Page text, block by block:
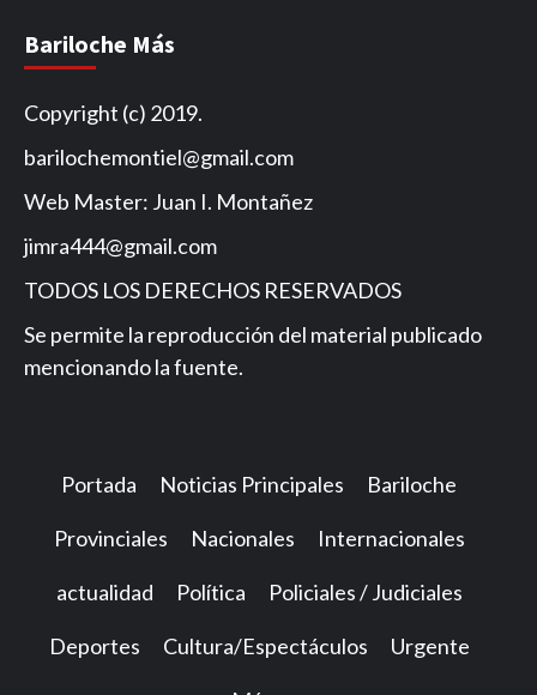
Bariloche Más
Copyright (c) 2019.
barilochemontiel@gmail.com
Web Master: Juan I. Montañez
jimra444@gmail.com
TODOS LOS DERECHOS RESERVADOS
Se permite la reproducción del material publicado
mencionando la fuente.
Portada Noticias Principales Bariloche
Provinciales Nacionales Internacionales
actualidad Política Policiales / Judiciales
Deportes Cultura/Espectáculos Urgente